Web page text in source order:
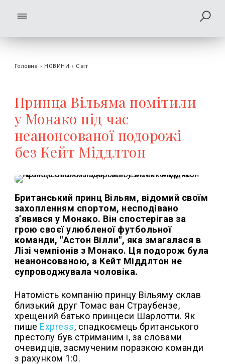
Головна › НОВИНИ › Світ
Принца Вільяма помітили
у Монако під час
неанонсованої подорожі
без Кейт Міддлтон
Британський принц Вільям, відомий своїм
захопленням спортом, несподівано
з’явився у Монако. Він спостерігав за
грою своєї улюбленої футбольної
команди, "Астон Вілли", яка змагалася в
Лізі чемпіонів з Монако. Ця подорож була
неанонсованою, а Кейт Міддлтон не
супроводжувала чоловіка.
Натомість компанію принцу Вільяму склав
близький друг Томас ван Страубензе,
хрещений батько принцеси Шарлотти. Як
пише Express, спадкоємець британського
престолу був стриманим і, за словами
очевидців, засмученим поразкою команди
з рахунком 1:0.